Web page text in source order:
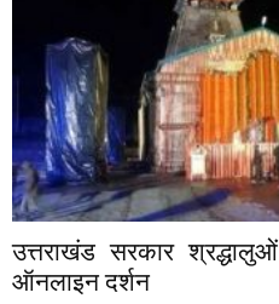
उत्तराखंड सरकार
ऑनलाइन दर्शन